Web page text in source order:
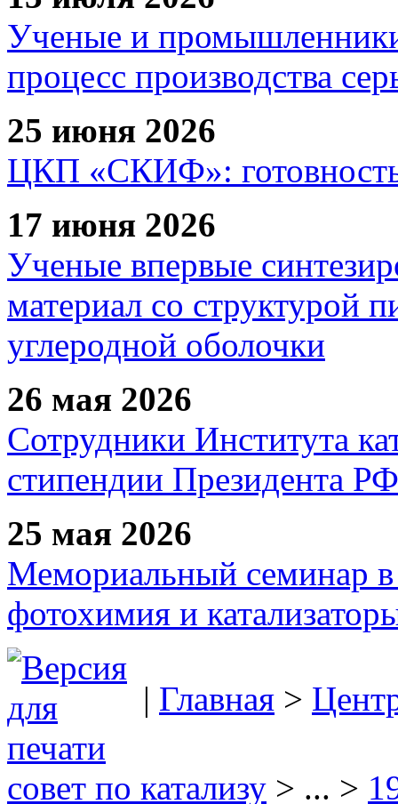
Ученые и
процесс производства
25 июня 2026
ЦКП «СКИФ»: готовность
17 июня 2026
Ученые впервые
материал со структурой
углеродной оболочки
26 мая 2026
Сотрудники Института
стипендии Президента РФ
25 мая 2026
Мемориальный семинар в
фотохимия и
| Главная >
совет по катализу > ... >